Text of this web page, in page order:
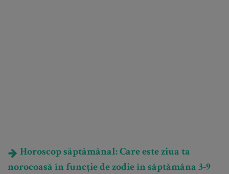
Horoscop săptămânal: Care este ziua ta
norocoasă în funcție de zodie în săptămâna 3-9